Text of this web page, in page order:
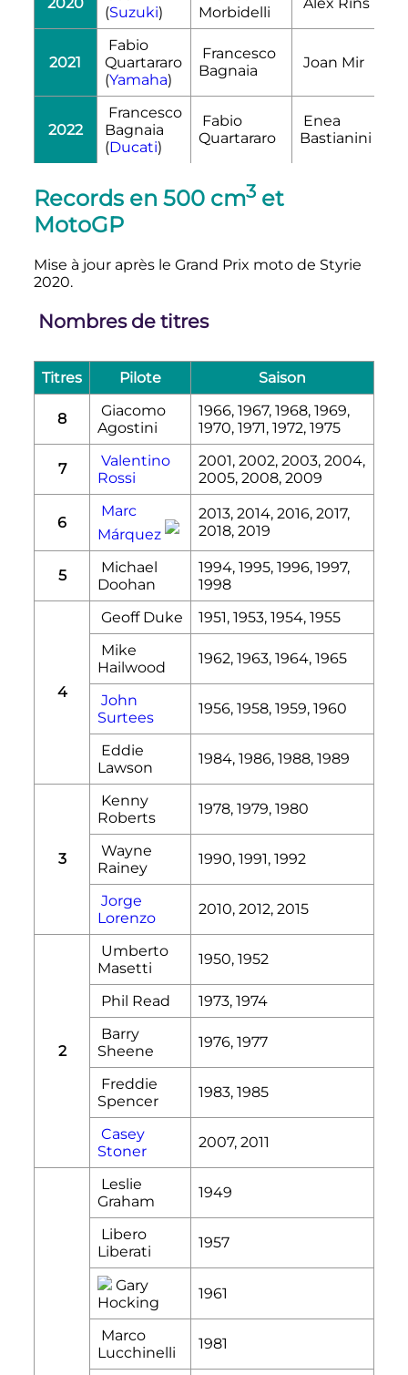
(Suzuki)
Morbidelli
2021
Fabio
Quartararo
(Yamaha)
Francesco
Bagnaia
Joan Mir
2022
Francesco
Bagnaia
(Ducati)
Fabio
Quartararo
Enea
Bastianini
Records en 500 cm3et
MotoGP
Mise à jour après le Grand Prix moto de Styrie
2020.
Nombres de titres
Titres Pilote Saison
8
Giacomo
Agostini
1966, 1967, 1968, 1969,
1970, 1971, 1972, 1975
7
Valentino
Rossi
2001, 2002, 2003, 2004,
2005, 2008, 2009
6
Marc
Márquez
2013, 2014, 2016, 2017,
2018, 2019
5
Michael
Doohan
1994, 1995, 1996, 1997,
1998
4
Geoff Duke
1951, 1953, 1954, 1955
Mike
Hailwood
1962, 1963, 1964, 1965
John
Surtees
1956, 1958, 1959, 1960
Eddie
Lawson
1984, 1986, 1988, 1989
3
Kenny
Roberts
1978, 1979, 1980
Wayne
Rainey
1990, 1991, 1992
Jorge
Lorenzo
2010, 2012, 2015
2
Umberto
Masetti
1950, 1952
Phil Read
1973, 1974
Barry
Sheene
1976, 1977
Freddie
Spencer
1983, 1985
Casey
Stoner
2007, 2011
Leslie
Graham
1949
Libero
Liberati
1957
Gary
Hocking
1961
Marco
Lucchinelli
1981